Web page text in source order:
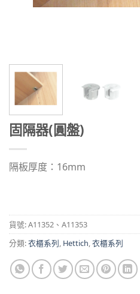
固隔器(圓盤)
隔板厚度：16mm
貨號:A11352、A11353
分類:衣櫃系列 Hettich 衣櫃系列